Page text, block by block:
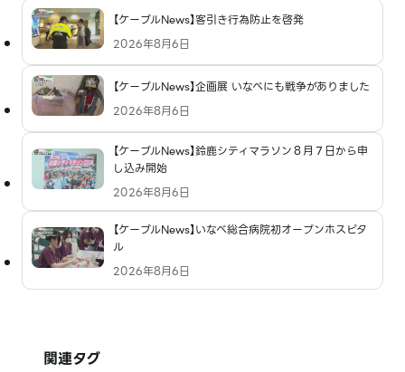
【ケーブルNews】客引き行為防止を啓発
2026年8月6日
【ケーブルNews】企画展 いなべにも戦争がありました
2026年8月6日
【ケーブルNews】鈴鹿シティマラソン８月７日から申
し込み開始
2026年8月6日
【ケーブルNews】いなべ総合病院初オープンホスピタ
ル
2026年8月6日
関連タグ